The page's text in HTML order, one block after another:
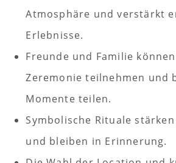
Atmosphäre und verstärkt
Erlebnisse.
Freunde und Familie
Zeremonie teilnehmen und
Momente teilen.
Symbolische Rituale
und bleiben in Erinnerung.